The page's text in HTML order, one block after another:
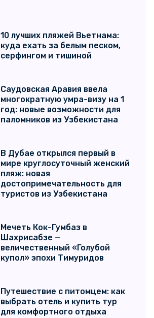
10 лучших пляжей Вьетнама:
куда ехать за белым песком,
серфингом и тишиной
Саудовская Аравия ввела
многократную умра-визу на 1
год: новые возможности для
паломников из Узбекистана
В Дубае открылся первый в
мире круглосуточный женский
пляж: новая
достопримечательность для
туристов из Узбекистана
Мечеть Кок-Гумбаз в
Шахрисабзе —
величественный «Голубой
купол» эпохи Тимуридов
Путешествие с питомцем: как
выбрать отель и купить тур
для комфортного отдыха